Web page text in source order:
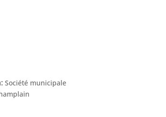
: Société municipale